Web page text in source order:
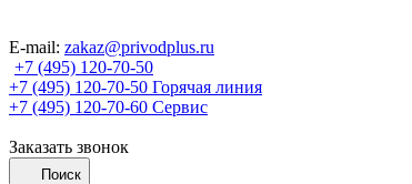
E-mail: zakaz@privodplus.ru
+7 (495) 120-70-50
+7 (495) 120-70-50 Горячая линия
+7 (495) 120-70-60 Сервис
Заказать звонок
Поиск